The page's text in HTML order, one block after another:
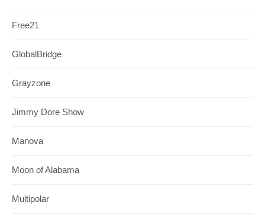
Free21
GlobalBridge
Grayzone
Jimmy Dore Show
Manova
Moon of Alabama
Multipolar